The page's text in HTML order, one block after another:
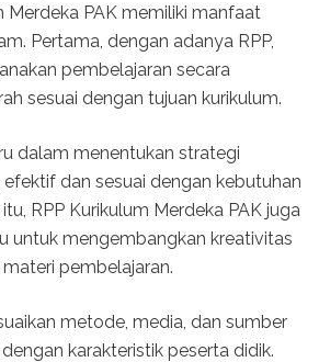
Merdeka PAK memiliki manfaat
Pertama, dengan adanya RPP,
pembelajaran secara
sesuai dengan tujuan kurikulum.
dalam menentukan strategi
dan sesuai dengan kebutuhan
RPP Kurikulum Merdeka PAK juga
untuk mengembangkan kreativitas
pembelajaran.
metode, media, dan sumber
karakteristik peserta didik.